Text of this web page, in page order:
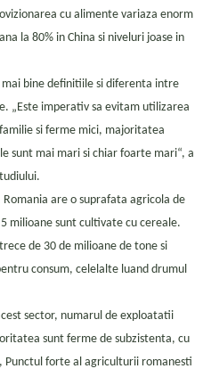
cu alimente variaza enorm
la 80% in China si niveluri joase in
bine definitiile si diferenta intre
„Este imperativ sa evitam utilizarea
si ferme mici, majoritatea
sunt mai mari si chiar foarte mari“, a
are o suprafata agricola de
milioane sunt cultivate cu cereale.
de 30 de milioane de tone si
consum, celelalte luand drumul
sector, numarul de exploatatii
sunt ferme de subzistenta, cu
forte al agriculturii romanesti